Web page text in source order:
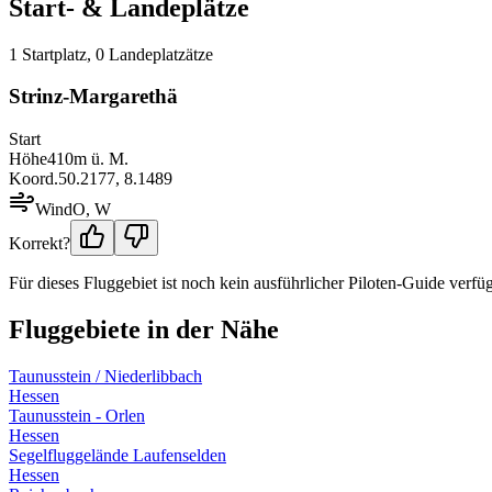
Start- & Landeplätze
1 Startplatz, 0 Landeplatzätze
Strinz-Margarethä
Start
Höhe410m ü. M.
Koord.50.2177, 8.1489
WindO, W
Korrekt?
Für dieses Fluggebiet ist noch kein ausführlicher Piloten-Guide
Fluggebiete in der Nähe
Taunusstein / Niederlibbach
Hessen
Taunusstein - Orlen
Hessen
Segelfluggelände Laufenselden
Hessen